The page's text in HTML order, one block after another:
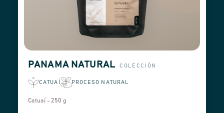
PANAMA NATURAL COLECCIÓN
CATUAÍ PROCESO NATURAL
Catuaí - 250 g